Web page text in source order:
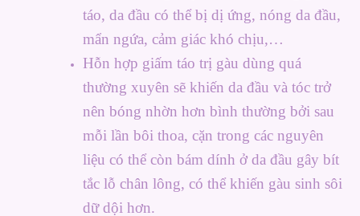
táo, da đầu có thể bị dị ứng, nóng da đầu,
mẩn ngứa, cảm giác khó chịu,…
Hỗn hợp giấm táo trị gàu dùng quá
thường xuyên sẽ khiến da đầu và tóc trở
nên bóng nhờn hơn bình thường bởi sau
mỗi lần bôi thoa, cặn trong các nguyên
liệu có thể còn bám dính ở da đầu gây bít
tắc lỗ chân lông, có thể khiến gàu sinh sôi
dữ dội hơn.